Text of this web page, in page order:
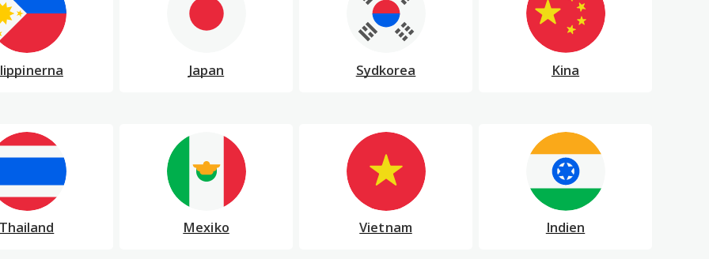
Japan Sydkorea Kina
Mexiko Vietnam Indien